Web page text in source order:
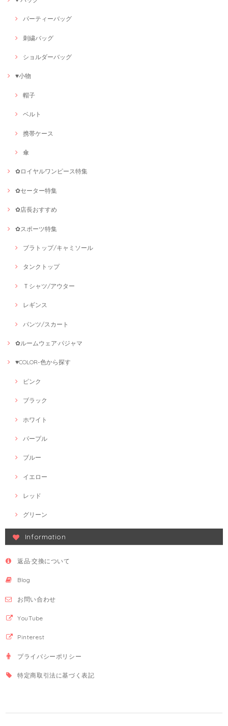
パーティーバッグ
刺繍バッグ
ショルダーバッグ
♥小物
帽子
ベルト
携帯ケース
傘
✿ロイヤルワンピース特集
✿セーター特集
✿店長おすすめ
✿スポーツ特集
ブラトップ/キャミソール
タンクトップ
Ｔシャツ/アウター
レギンス
パンツ/スカート
✿ルームウェア·パジャマ
♥COLOR-色から探す
ピンク
ブラック
ホワイト
パープル
ブルー
イエロー
レッド
グリーン
Information
返品·交換について
Blog
お問い合わせ
YouTube
Pinterest
プライバシーポリシー
特定商取引法に基づく表記